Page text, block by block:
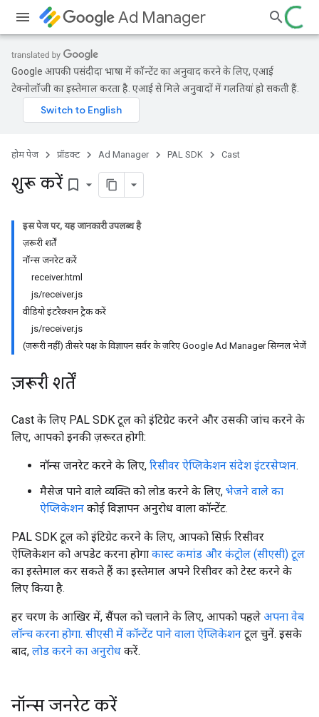
Ad Manager
Google आपकी पसंदीदा भाषा में कॉन्टेंट का अनुवाद करने के लिए, एआई
टेक्नोलॉजी का इस्तेमाल करता है. एआई से मिले अनुवादों में गलतियां हो सकती हैं.
होम पेज प्रॉडक्ट Ad Manager PAL SDK Cast
शुरू करें bookmark_border
इस पेज पर, यह जानकारी उपलब्ध है
ज़रूरी शर्तें
नॉन्स जनरेट करें
receiver.html
js/receiver.js
वीडियो इंटरैक्शन ट्रैक करें
js/receiver.js
(ज़रूरी नहीं) तीसरे पक्ष के विज्ञापन सर्वर के ज़रिए Google Ad Manager सिग्नल भेजें
ज़रूरी शर्तें
Cast के लिए PAL SDK टूल को इंटिग्रेट करने और उसकी जांच करने के
लिए, आपको इनकी ज़रूरत होगी:
नॉन्स जनरेट करने के लिए, रिसीवर ऐप्लिकेशन संदेश इंटरसेप्शन.
मैसेज पाने वाले व्यक्ति को लोड करने के लिए, भेजने वाले का
ऐप्लिकेशन कोई विज्ञापन अनुरोध वाला कॉन्टेंट.
PAL SDK टूल को इंटिग्रेट करने के लिए, आपको सिर्फ़ रिसीवर
ऐप्लिकेशन को अपडेट करना होगा कास्ट कमांड और कंट्रोल (सीएसी) टूल
का इस्तेमाल कर सकते हैं का इस्तेमाल अपने रिसीवर को टेस्ट करने के
लिए किया है.
हर चरण के आखिर में, सैंपल को चलाने के लिए, आपको पहले अपना वेब
लॉन्च करना होगा. सीएसी में कॉन्टेंट पाने वाला ऐप्लिकेशन टूल चुनें. इसके
बाद, लोड करने का अनुरोध करें.
नॉन्स जनरेट करें